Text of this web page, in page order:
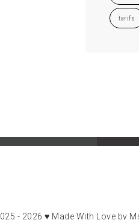
tarifs
- 2026 ♥ Made With Love by